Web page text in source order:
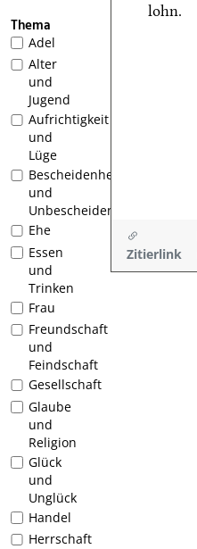
Thema
Adel
Alter
und
Jugend
Aufrichtigkeit
und
Lüge
Bescheidenheit
und
Unbescheidenheit
Ehe
Essen
und
Trinken
Frau
Freundschaft
und
Feindschaft
Gesellschaft
Glaube
und
Religion
Glück
und
Unglück
Handel
Herrschaft
lohn.
Zitierlink